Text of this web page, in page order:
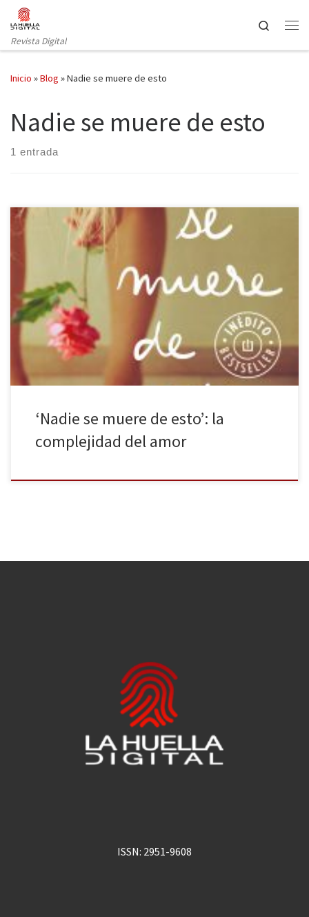
Saltar al contenido
Revista Digital
Search
Inicio »Blog »Nadie se muere de esto
Nadie se muere de esto
1 entrada
Cuando aquéllos en los que más confías te traicionan hasta límites
insospechables, la duda se apodera de ti cual demonio. Nadie se
muere de esto, cuenta la historia de Elena, una muchacha que a
sus treinta y tres años tiene trabajo, dinero y amor. Sin embargo,
¿es realmente feliz? Esa […]
‘Nadie se muere de esto’: la
complejidad del amor
ISSN: 2951-9608